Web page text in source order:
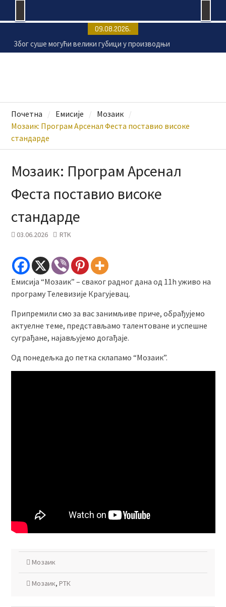
content
09.08.2026.
Због суше могући велики губици у производњи
кукуруза и соје
Почетна Емисије
Мозаик
Мозаик: Програм Арсенал Феста поставио високе
стандарде
Мозаик: Програм Арсенал
Феста поставио високе
стандарде
03.06.2026 RTK
Емисија “Мозаик” – сваког радног дана од 11h уживо на
програму Телевизије Крагујевац.
Припремили смо за вас занимљиве приче, обрађујемо
актуелне теме, представљамо талентоване и успешне
суграђане, најављујемо догађаје.
Од понедељка до петка склапамо “Мозаик”.
Мозаик
Мозаик, РТК